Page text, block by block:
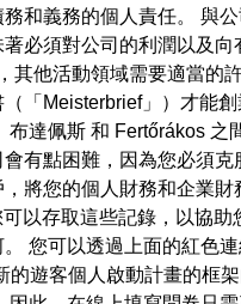
和義務的個人責任。 與
必須對公司的利潤以及
其他活動領域需要適當的
「Meisterbrief」）才能
布達佩斯 和 Fertőrákos
有點困難，因為您必須
將您的個人財務和企業財
以存取這些記錄，以協
您可以透過上面的紅色
的遊客個人啟動計畫的框